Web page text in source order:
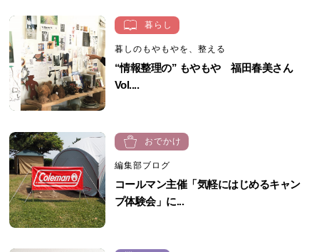
暮らし
暮しのもやもやを、整える
“情報整理の” もやもや 福田春美さん
Vol....
おでかけ
編集部ブログ
コールマン主催「気軽にはじめるキャン
プ体験会」に...